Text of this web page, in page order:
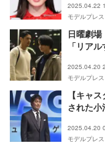
2025.04.22
モデルプレス
日曜劇
「リア
2025.04.20
モデルプレス
【キャ
された
2025.04.20
モデルプレス